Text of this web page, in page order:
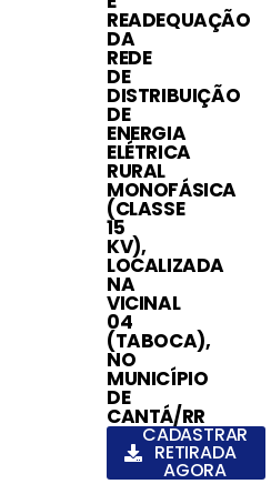
READEQUAÇÃO
DA
REDE
DE
DISTRIBUIÇÃO
DE
ENERGIA
ELÉTRICA
RURAL
MONOFÁSICA
(CLASSE
15
KV),
LOCALIZADA
NA
VICINAL
04
(TABOCA),
NO
MUNICÍPIO
DE
CANTÁ/RR
CADASTRAR
RETIRADA
AGORA